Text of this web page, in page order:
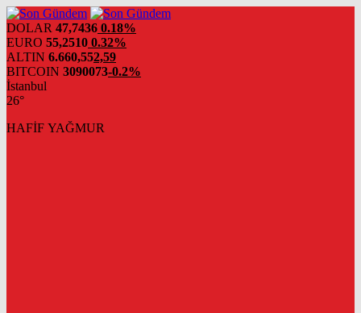
DOLAR 47,7436 0.18%
EURO 55,2510 0.32%
ALTIN 6.660,552,59
BITCOIN 3090073-0.2%
İstanbul
26°
HAFİF YAĞMUR